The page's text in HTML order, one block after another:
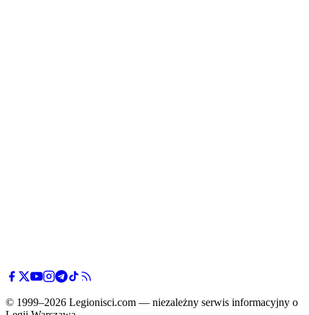
© 1999–2026 Legionisci.com — niezależny serwis informacyjny o